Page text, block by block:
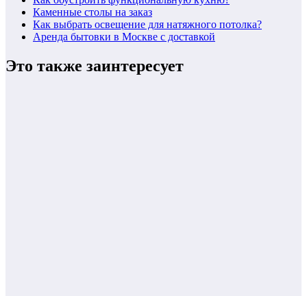
Каменные столы на заказ
Как выбрать освещение для натяжного потолка?
Аренда бытовки в Москве с доставкой
Это также заинтересует